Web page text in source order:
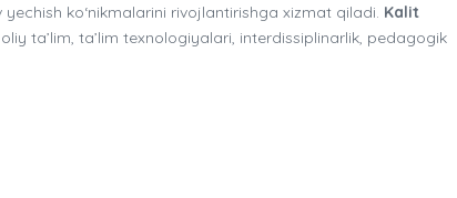
ko‘nikmalarini rivojlantirishga xizmat qiladi. Kalit
ta’lim, ta’lim texnologiyalari, interdissiplinarlik, pedagogik